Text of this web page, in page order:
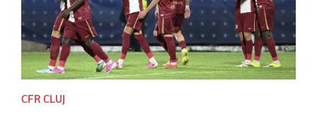
CFR CLUJ